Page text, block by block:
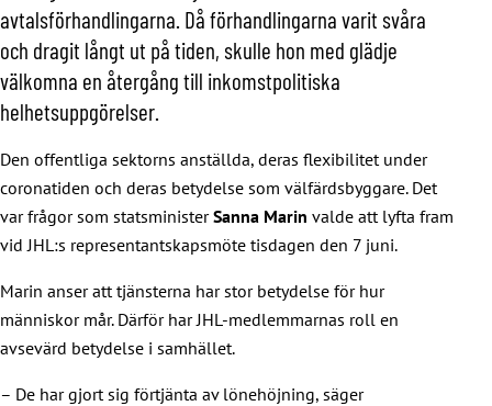
avtalsförhandlingarna. Då förhandlingarna varit svåra
och dragit långt ut på tiden, skulle hon med glädje
välkomna en återgång till inkomstpolitiska
helhetsuppgörelser.
Den offentliga sektorns anställda, deras flexibilitet under
coronatiden och deras betydelse som välfärdsbyggare. Det
var frågor som statsministerSanna Marin valde att lyfta fram
vid JHL:s representantskapsmöte tisdagen den 7 juni.
Marin anser att tjänsterna har stor betydelse för hur
människor mår. Därför har JHL-medlemmarnas roll en
avsevärd betydelse i samhället.
– De har gjort sig förtjänta av lönehöjning, säger